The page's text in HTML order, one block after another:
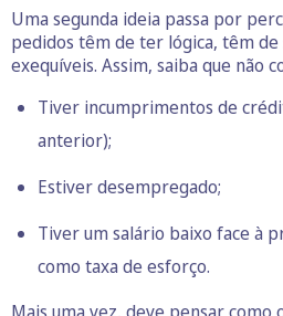
Uma segunda ideia passa por
pedidos têm de ter lógica, têm
exequíveis. Assim, saiba que não
Tiver incumprimentos de
anterior);
Estiver desempregado;
Tiver um salário baixo face à
como taxa de esforço.